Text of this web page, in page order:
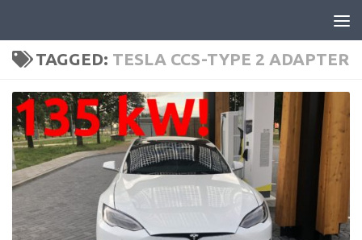
TAGGED: TESLA CCS-TYPE 2 ADAPTER